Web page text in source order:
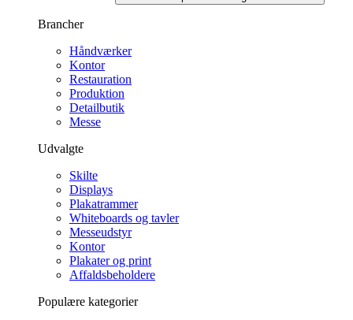
Brancher
Håndværker
Kontor
Restauration
Produktion
Detailbutik
Messe
Udvalgte
Skilte
Displays
Plakatrammer
Whiteboards og tavler
Messeudstyr
Kontor
Plakater og print
Affaldsbeholdere
Populære kategorier